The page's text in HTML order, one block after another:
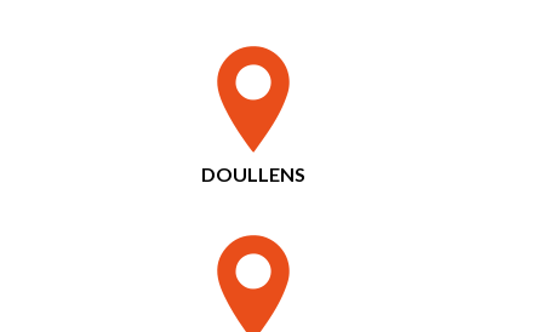
DOULLENS